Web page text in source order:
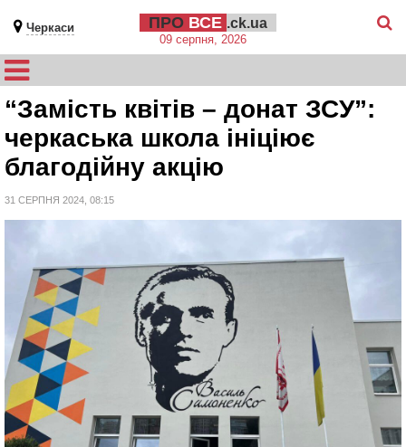
Черкаси ПРО ВСЕ .ck.ua
09 серпня, 2026
“Замість квітів – донат ЗСУ”:
черкаська школа ініціює
благодійну акцію
31 СЕРПНЯ 2024, 08:15